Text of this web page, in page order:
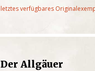
letztes verfügbares
Der Allgäuer